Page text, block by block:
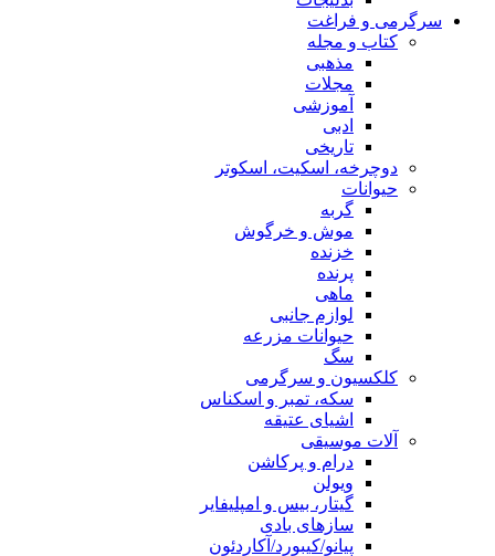
سرگرمی و فراغت
کتاب و مجله
مذهبی
مجلات
آموزشی
ادبی
تاریخی
دوچرخه، اسکیت، اسکوتر
حیوانات
گربه
موش و خرگوش
خزنده
پرنده
ماهی
لوازم جانبی
حیوانات مزرعه
سگ
کلکسیون و سرگرمی
سکه، تمبر و اسکناس
اشیای عتیقه
آلات موسیقی
درام و پرکاشن
ویولن
گیتار، بیس و امپلیفایر
سازهای بادی
پیانو/کیبورد/آکاردئون